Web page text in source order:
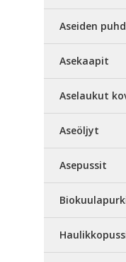
Aseiden
Asekaapit
Aselaukut
Aseöljyt
Asepussit